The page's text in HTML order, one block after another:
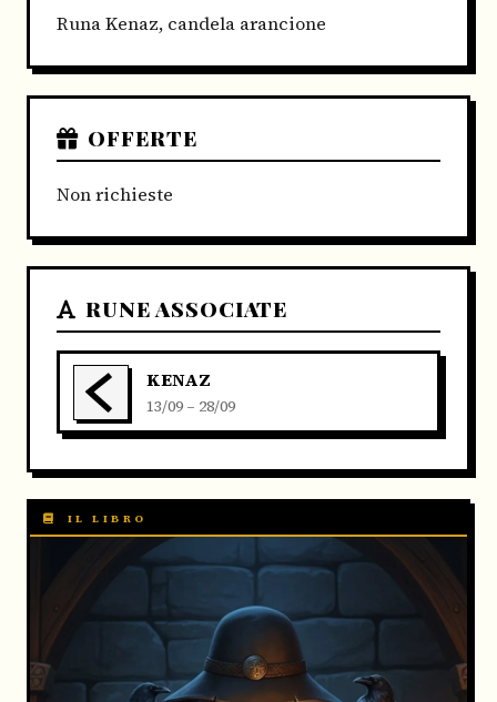
Runa Kenaz, candela arancione
OFFERTE
Non richieste
RUNE ASSOCIATE
KENAZ
13/09 – 28/09
IL LIBRO